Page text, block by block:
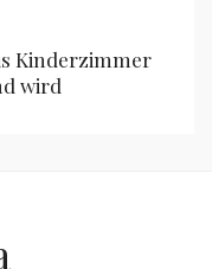
Kinderzimmer
wird